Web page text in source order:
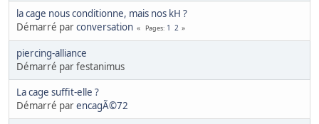
la cage nous conditionne, mais nos kH ?
Démarré parconversation Pages 1 2
piercing-alliance
Démarré par festanimus
La cage suffit-elle ?
Démarré parencagÃ©72